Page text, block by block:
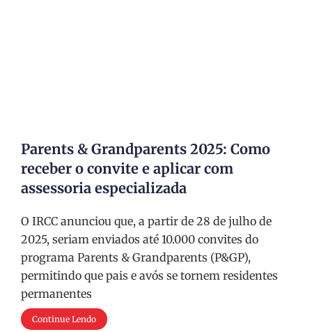
Parents & Grandparents 2025: Como
receber o convite e aplicar com
assessoria especializada
O IRCC anunciou que, a partir de 28 de julho de
2025, seriam enviados até 10.000 convites do
programa Parents & Grandparents (P&GP),
permitindo que pais e avós se tornem residentes
permanentes
Continue Lendo